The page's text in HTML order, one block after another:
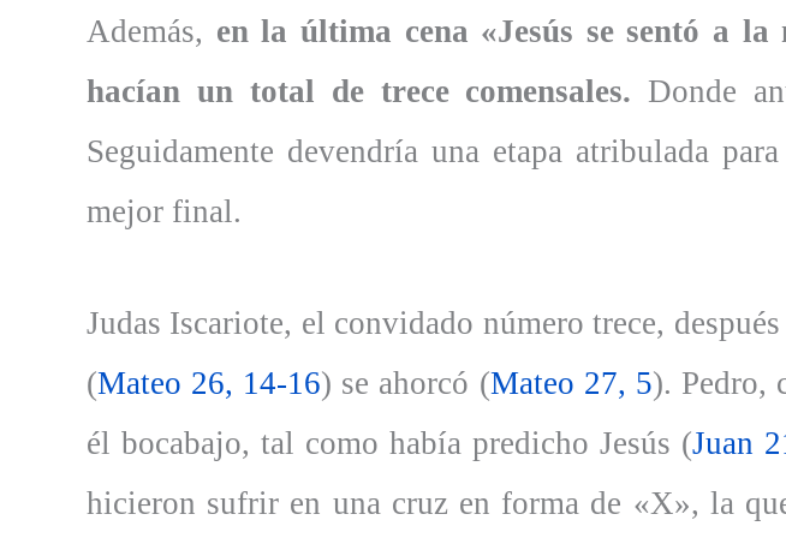
Además, en la última cena «Jesús se sentó a la
hacían un total de trece comensales. Donde
Seguidamente devendría una etapa atribulada
mejor final.
Judas Iscariote, el convidado número trece,
(Mateo 26, 14-16) se ahorcó (Mateo 27, 5). Pedro,
él bocabajo, tal como había predicho Jesús (Juan
hicieron sufrir en una cruz en forma de «X», la